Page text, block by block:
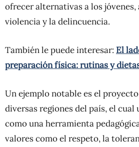
ofrecer alternativas a los jóvenes,
violencia y la delincuencia.
También le puede interesar: El
preparación física: rutinas y
Un ejemplo notable es el proyecto
diversas regiones del país, el
como una herramienta
valores como el respeto, la